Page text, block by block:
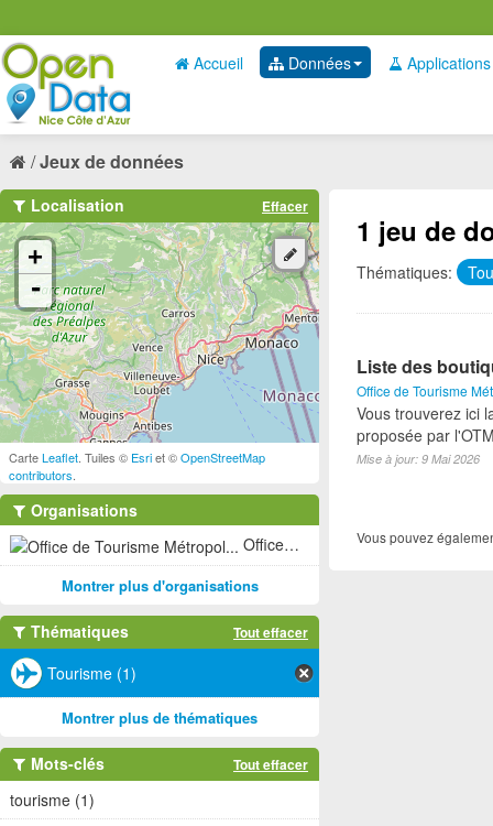
Accueil Données Applications
Jeux de données
1 jeu de
Thématiques:
Liste des
Office de Tourisme
Vous trouverez ici
proposée par
Mise à jour: 9 Mai 2026
Vous pouvez
Localisation Effacer
+
-
CarteLeaflet . Tuiles © Esriet ©OpenStreetMap
contributors
Organisations
Office de Tourisme Métropol... (1)
Montrer plus d'organisations
Thématiques Tout effacer
Tourisme (1)
Montrer plus de thématiques
Mots-clés Tout effacer
tourisme (1)